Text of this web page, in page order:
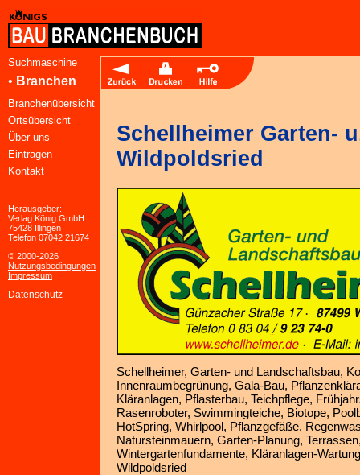
Suchmaschine
• Branchen
Branchenübersicht
Ortsübersicht
Über uns
Eintragen
Kontakt
Herausgeber:
Verlag König GmbH
75428 Illingen
Telefon 07042 21674
© 2000-2026
Nutzungsbedingungen
Impressum
Datenschutz
Schellheimer Garten-
Wildpoldsried
Schellheimer, Garten- und Landschaftsbau,
Innenraumbegrünung, Gala-Bau,
Kläranlagen, Pflasterbau, Teichpflege,
Rasenroboter, Swimmingteiche, Biotope,
HotSpring, Whirlpool, Pflanzgefäße,
Natursteinmauern, Garten-Planung,
Wintergartenfundamente, Kläranlagen-
Wildpoldsried